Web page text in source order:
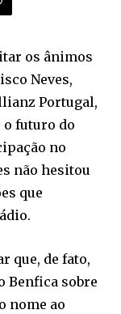
os ânimos
Neves,
Portugal,
o futuro do
no
não hesitou
que
que, de fato,
Benfica sobre
nome ao